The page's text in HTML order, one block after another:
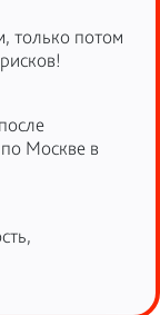
только потом
Москве в